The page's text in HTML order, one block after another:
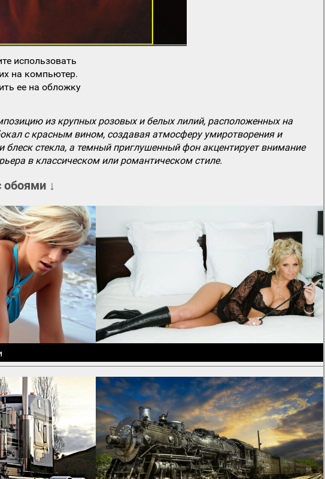
использовать
на компьютер.
ее на обложку
из крупных розовых и белых лилий, расположенных на
с красным вином, создавая атмосферу умиротворения и
блеск стекла, а темный приглушенный фон акцентирует внимание
в классическом или романтическом стиле.
обоями ↓